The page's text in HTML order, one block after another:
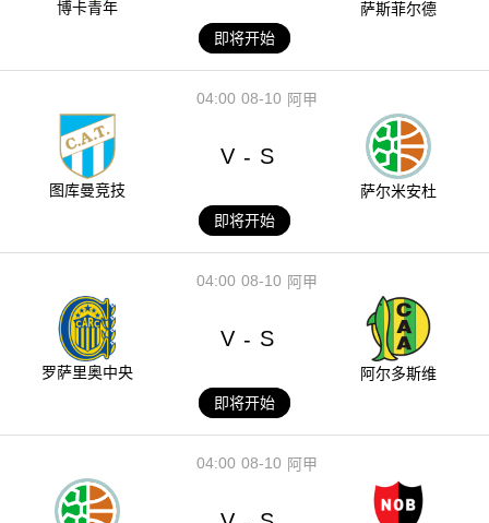
博卡青年
萨斯菲尔德
即将开始
08-10
04:00 阿甲
图库曼竞技
V - S
萨尔米安杜
即将开始
08-10
04:00 阿甲
罗萨里奥中央
V - S
阿尔多斯维
即将开始
08-10
04:00 阿甲